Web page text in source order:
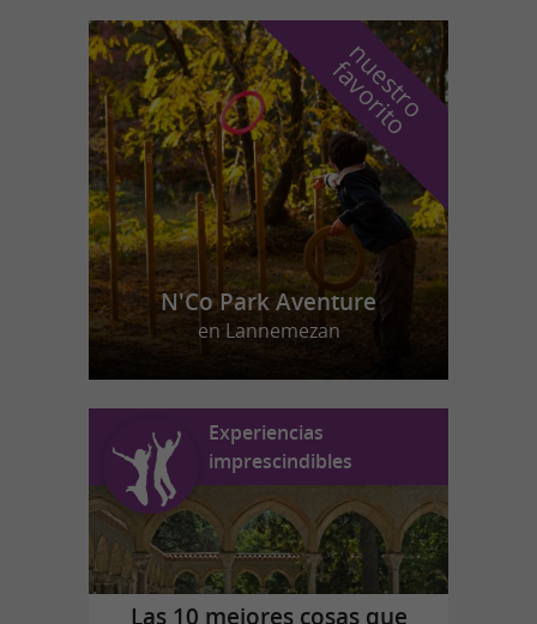
n
u
e
s
t
r
o
f
a
v
o
r
i
t
o
N'Co Park Aventure
en Lannemezan
Experiencias
imprescindibles
Las 10 mejores cosas que